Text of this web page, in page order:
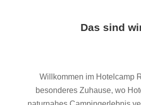
Das sind
Willkommen im Hotelcamp
besonderes Zuhause, wo